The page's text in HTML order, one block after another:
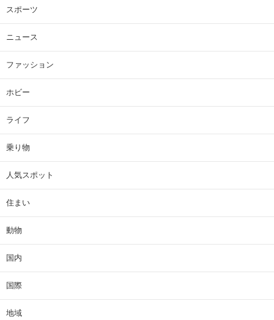
スポーツ
ニュース
ファッション
ホビー
ライフ
乗り物
人気スポット
住まい
動物
国内
国際
地域